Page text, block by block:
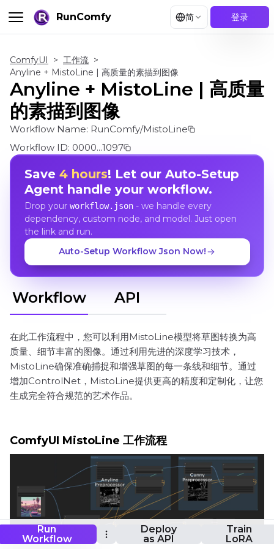
RunComfy 简 登录
Run
Workflow
Deploy
as API
Train
LoRA
ComfyUI > 工作流 >
Anyline + MistoLine | 高质量的素描到图像
Anyline + MistoLine | 高质量
的素描到图像
Workflow Name: RunComfy/MistoLine
Workflow ID: 0000...1097
Save 4 hours! Let our Auto-Setup
Agent handle your workflow.
Drop your workflow.json- we handle every
dependency, custom node, and model. Just open
the link and run.
Auto-Setup Workflow Json Now!
Workflow API
在此工作流程中，您可以利用MistoLine模型将草图转换为高
质量、细节丰富的图像。通过利用先进的深度学习技术，
MistoLine确保准确捕捉和增强草图的每一条线和细节。通过
增加ControlNet，MistoLine提供更高的精度和定制化，让您
生成完全符合规范的艺术作品。
ComfyUI MistoLine 工作流程